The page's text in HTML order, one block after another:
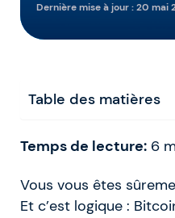
Dernière mise à jour :20 mai
Table des matières
Temps de lecture: 6
Vous vous êtes
Et c’est logique :